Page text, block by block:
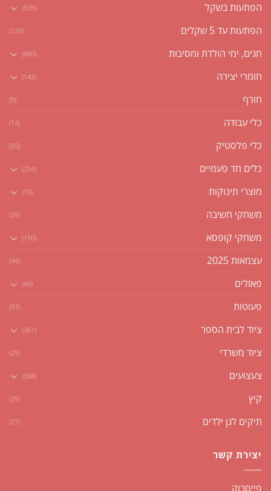
הפתעות בשקל (635)
הפתעות עד 5 שקלים (120)
חגים, ימי הולדת ומסיבות (860)
חומרי יצירה (142)
חורף (9)
כלי עבודה (14)
כלי פלסטיק (55)
כלים חד פעמיים (254)
מוצרי תינוקות (19)
משחקי חשיבה (29)
משחקי קופסא (150)
עצמאות 2025 (44)
פאזלים (49)
פעוטות (97)
ציוד לבית הספר (361)
ציוד משרדי (25)
צעצועים (368)
קיץ (25)
תיקים לגן ילדים (27)
יצירת קשר
פייסבוק